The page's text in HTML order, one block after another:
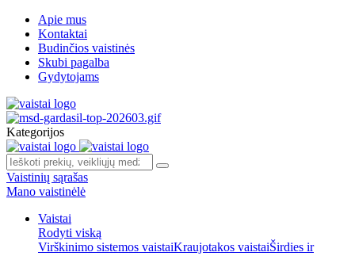
Apie mus
Kontaktai
Budinčios vaistinės
Skubi pagalba
Gydytojams
Kategorijos
Vaistinių sąrašas
Mano vaistinėlė
Vaistai
Rodyti viską
Virškinimo sistemos vaistaiKraujotakos vaistaiŠirdies ir